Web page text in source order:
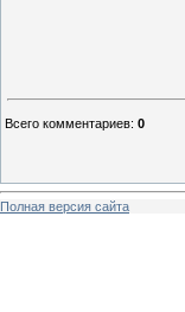
Всего комментариев: 0
Полная версия сайта